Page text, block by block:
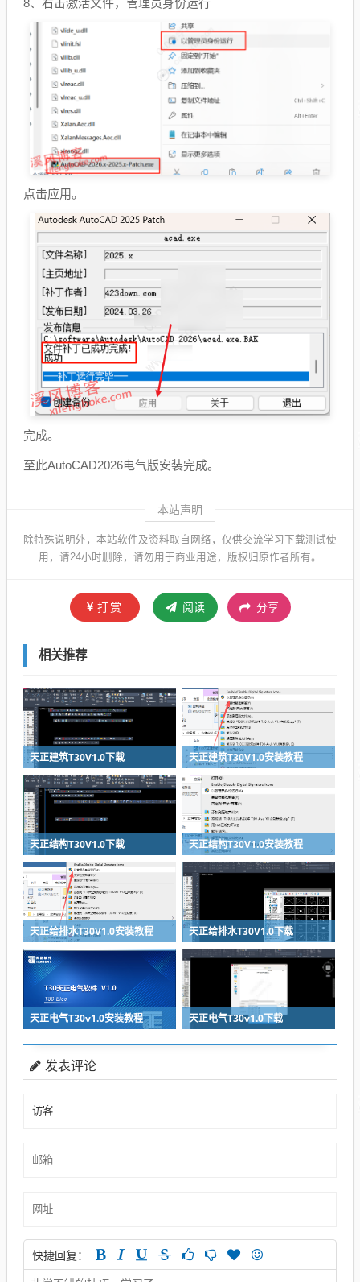
8、右击激活文件，管理员身份运行
点击应用。
完成。
至此AutoCAD2026电气版安装完成。
本站声明
除特殊说明外，本站软件及资料取自网络，仅供交流学习下载测试使
用，请24小时删除，请勿用于商业用途，版权归原作者所有。
打赏 阅读 分享
相关推荐
天正建筑T30V1.0下载 天正建筑T30V1.0安装教程
天正结构T30V1.0下载 天正结构T30V1.0安装教程
天正给排水T30V1.0安装教程 天正给排水T30V1.0下载
天正电气T30v1.0安装教程 天正电气T30v1.0下载
发表评论
快捷回复：